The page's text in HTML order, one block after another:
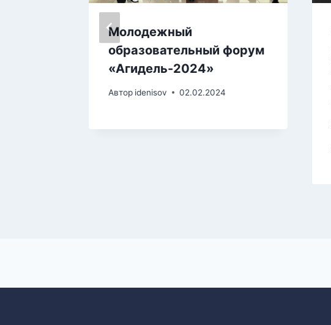
Молодежный
образовательный форум
«Агидель-2024»
Автор idenisov 02.02.2024